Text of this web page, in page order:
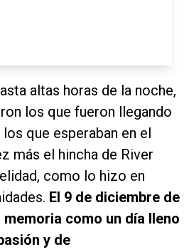
altas horas de la noche,
los que fueron llegando
que esperaban en el
más el hincha de River
como lo hizo en
El 9 de diciembre de
memoria como un día lleno
y de